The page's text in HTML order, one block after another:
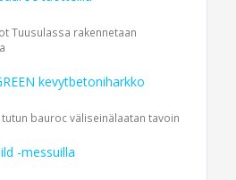
Tuusulassa rakennetaan
kevytbetoniharkko
bauroc väliseinälaatan tavoin
-messuilla